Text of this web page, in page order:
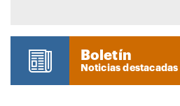
Boletín
Noticias